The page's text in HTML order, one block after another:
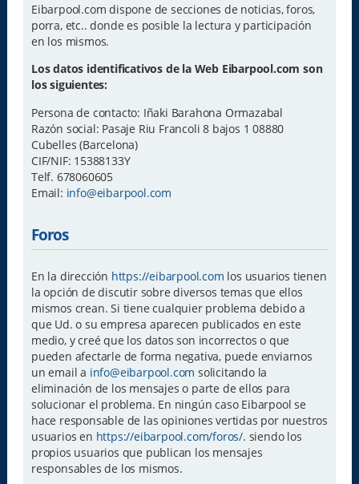
Eibarpool.com dispone de secciones de noticias, foros,
porra, etc.. donde es posible la lectura y participación
en los mismos.
Los datos identificativos de la Web Eibarpool.com son
los siguientes:
Persona de contacto: Iñaki Barahona Ormazabal
Razón social: Pasaje Riu Francoli 8 bajos 1 08880
Cubelles (Barcelona)
CIF/NIF: 15388133Y
Telf. 678060605
Email: info@eibarpool.com
Foros
En la dirección https://eibarpool.com los usuarios tienen
la opción de discutir sobre diversos temas que ellos
mismos crean. Si tiene cualquier problema debido a
que Ud. o su empresa aparecen publicados en este
medio, y creé que los datos son incorrectos o que
pueden afectarle de forma negativa, puede enviarnos
un email a info@eibarpool.com solicitando la
eliminación de los mensajes o parte de ellos para
solucionar el problema. En ningún caso Eibarpool se
hace responsable de las opiniones vertidas por nuestros
usuarios en https://eibarpool.com/foros/. siendo los
propios usuarios que publican los mensajes
responsables de los mismos.